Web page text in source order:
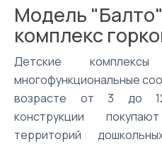
Модель
комплекс
Детские
многофункциональные
возрасте от 3 до 12
конструкции
территорий